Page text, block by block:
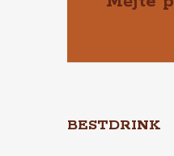
BESTDRINK